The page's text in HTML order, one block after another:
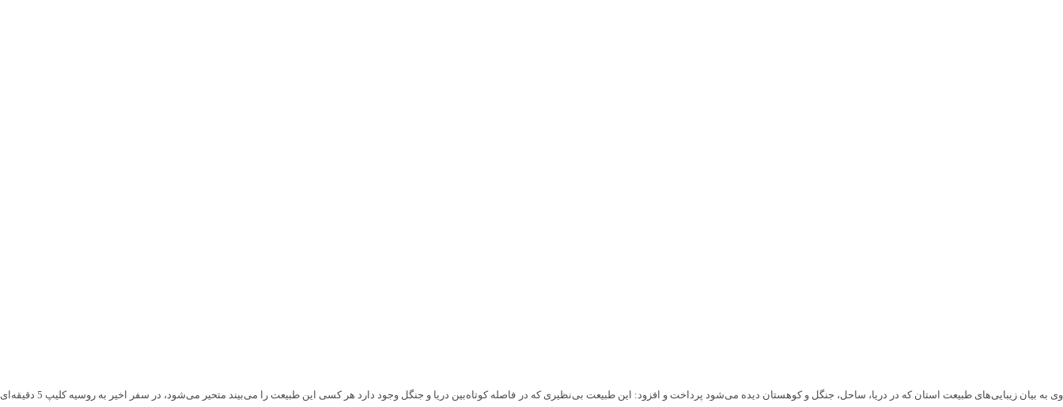
وی به بیان زیبایی‌های طبیعت استان که در دریا، ساحل، جنگل و کوهستان دیده می‌شود پرداخت و افزود: این طبیعت بی‌نظیری که در فاصله کوتاه‌بین دریا و جنگل وجود دارد هر کسی این طبیعت را می‌بیند متحیر می‌شود، در سفر اخیر به روسیه کلیپ 5 دقیقه‌ای